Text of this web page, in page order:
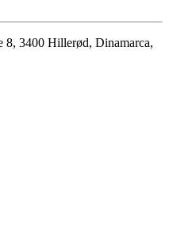
8, 3400 Hillerød, Dinamarca,